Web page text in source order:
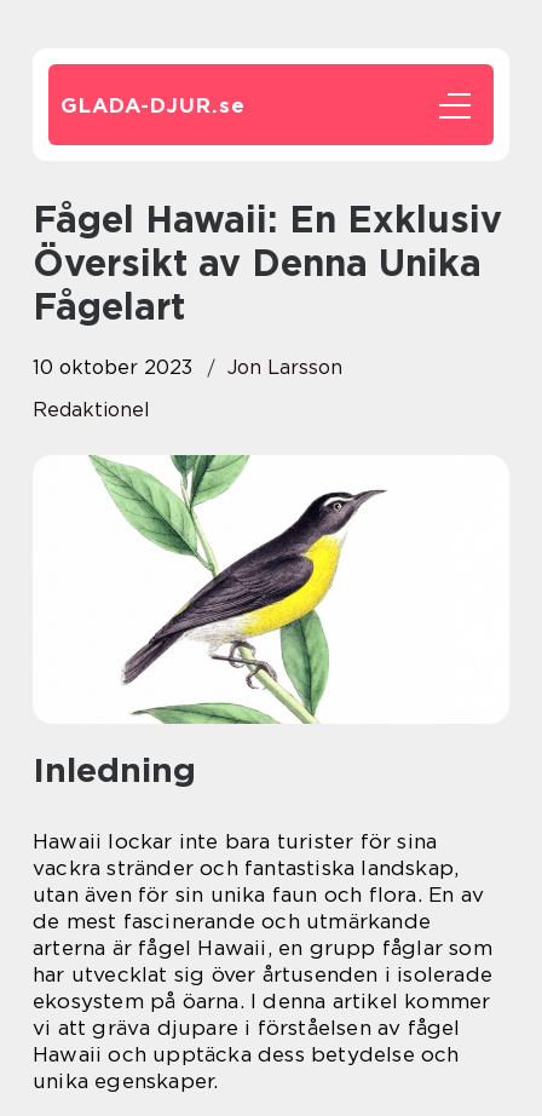
GLADA-DJUR.se
Fågel Hawaii: En Exklusiv
Översikt av Denna Unika
Fågelart
10 oktober 2023
Jon Larsson
Redaktionel
Inledning
Hawaii lockar inte bara turister för sina
vackra stränder och fantastiska landskap,
utan även för sin unika faun och flora. En av
de mest fascinerande och utmärkande
arterna är fågel Hawaii, en grupp fåglar som
har utvecklat sig över årtusenden i isolerade
ekosystem på öarna. I denna artikel kommer
vi att gräva djupare i förståelsen av fågel
Hawaii och upptäcka dess betydelse och
unika egenskaper.